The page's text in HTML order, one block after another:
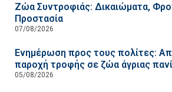
Ζώα Συντροφιάς: Δικαιώματα,
Προστασία
07/08/2026
Ενημέρωση προς τους πολίτες:
παροχή τροφής σε ζώα άγριας
05/08/2026